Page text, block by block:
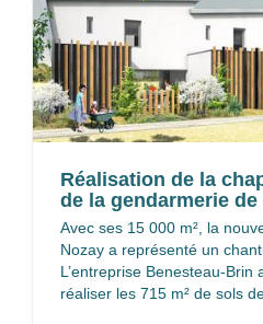
Réalisation de la
de la gendarmerie de
Avec ses 15 000 m², la
Nozay a représenté un
L’entreprise Benesteau-
réaliser les 715 m² de sols